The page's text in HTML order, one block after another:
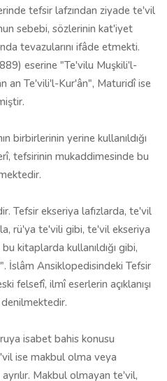
tefsir lafzından ziyade te'vil
sebebi, sözlerinin kat'iyet
tevazularını ifâde etmekti.
eserine "Te'vilu Muşkili'l-
an Te'vili'l-Kur'ân", Maturidî ise
birbirlerinin yerine kullanıldığı
tefsirinin mukaddimesinde bu
Tefsir ekseriya lafızlarda, te'vil
rü'ya te'vili gibi, te'vil ekseriya
ki­taplarda kullanıldığı gibi,
İslâm Ansiklopedisindeki Tefsir
felsefî, ilmî eserlerin açıklanışı
denilmektedir.
isabet bahis konusu
ise makbul olma veya
Makbul olmayan te'vil,